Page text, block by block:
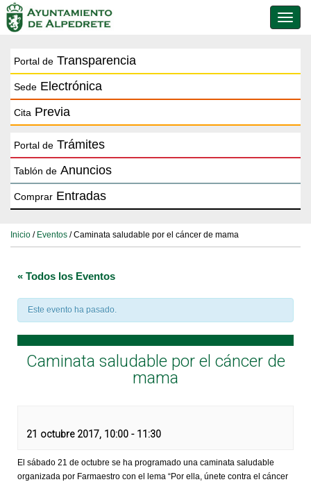
de
Portal de Transparencia
Sede Electrónica
Cita Previa
Portal de Trámites
Tablón de Anuncios
Comprar Entradas
Inicio / Eventos / Caminata saludable por el cáncer de mama
« Todos los Eventos
Este evento ha pasado.
Caminata saludable por el cáncer de
mama
21 octubre 2017, 10:00 - 11:30
El sábado 21 de octubre se ha programado una caminata saludable
organizada por Farmaestro con el lema “Por ella, únete contra el cáncer